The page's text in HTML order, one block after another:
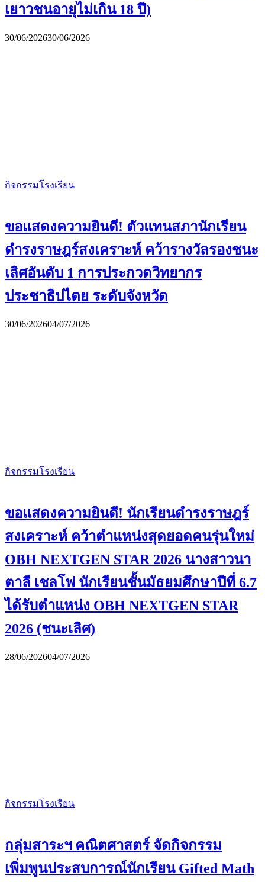
เยาวชนอายุไม่เกิน 18 ปี)
30/06/202630/06/2026
กิจกรรมโรงเรียน
ขอแสดงความยินดี! ตัวแทนสภานักเรียน
ดำรงราษฎร์สงเคราะห์ คว้ารางวัลรองชนะ
เลิศอันดับ 1 การประกวดวิทยากร
ประชาธิปไตย ระดับจังหวัด
30/06/202604/07/2026
กิจกรรมโรงเรียน
ขอแสดงความยินดี! นักเรียนดำรงราษฎร์
สงเคราะห์ คว้าตำแหน่งสุดยอดคนรุ่นใหม่
OBH NEXTGEN STAR 2026 นางสาวนา
ตาลี เชลโฟ นักเรียนชั้นมัธยมศึกษาปีที่ 6.7
ได้รับตำแหน่ง OBH NEXTGEN STAR
2026 (ชนะเลิศ)
28/06/202604/07/2026
กิจกรรมโรงเรียน
กลุ่มสาระฯ คณิตศาสตร์ จัดกิจกรรม
เพิ่มพูนประสบการณ์นักเรียน Gifted Math